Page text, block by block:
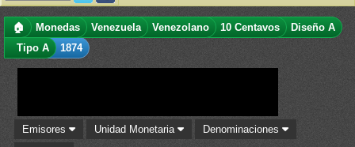
🏠 Monedas Venezuela Venezolano 10 Centavos
Diseño A
Tipo A
1874
Emisores Unidad Monetaria
Denominaciones